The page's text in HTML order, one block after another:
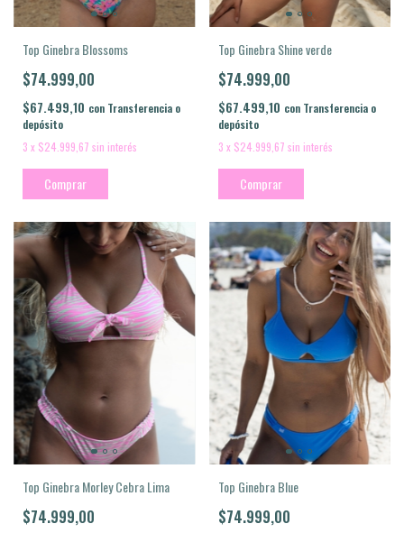
Top Ginebra Blossoms
$74.999,00
$67.499,10 con Transferencia o
depósito
3 x $24.999,67 sin interés
Comprar
Top Ginebra Shine verde
$74.999,00
$67.499,10 con Transferencia o
depósito
3 x $24.999,67 sin interés
Comprar
Top Ginebra Morley Cebra Lima
$74.999,00
Top Ginebra Blue
$74.999,00